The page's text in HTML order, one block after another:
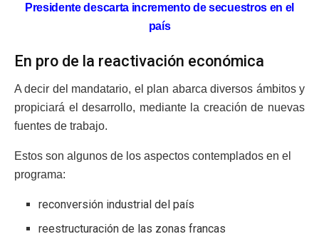
Presidente descarta incremento de secuestros en el
país
En pro de la reactivación económica
A decir del mandatario, el plan abarca diversos ámbitos y
propiciará el desarrollo, mediante la creación de nuevas
fuentes de trabajo.
Estos son algunos de los aspectos contemplados en el
programa:
reconversión industrial del país
reestructuración de las zonas francas